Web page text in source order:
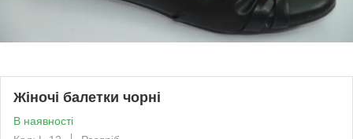
Жіночі балетки чорні
В наявності